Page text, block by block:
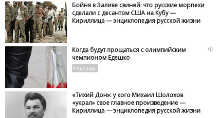
Бойня в Заливе свиней: что русские морпехи
сделали с десантом США на Кубу —
Кириллица — энциклопедия русской жизни
i
Когда будут прощаться с олимпийским
чемпионом Едешко
«Тихий Дон»: у кого Михаил Шолохов
«украл» свое главное произведение —
Кириллица — энциклопедия русской жизни